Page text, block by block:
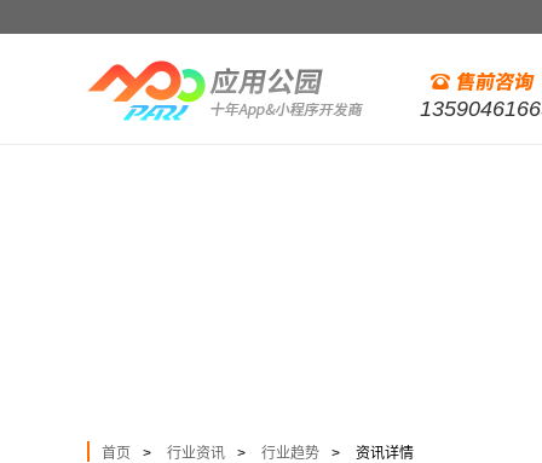
首页 > 行业资讯 > 行业趋势 > 资讯详情